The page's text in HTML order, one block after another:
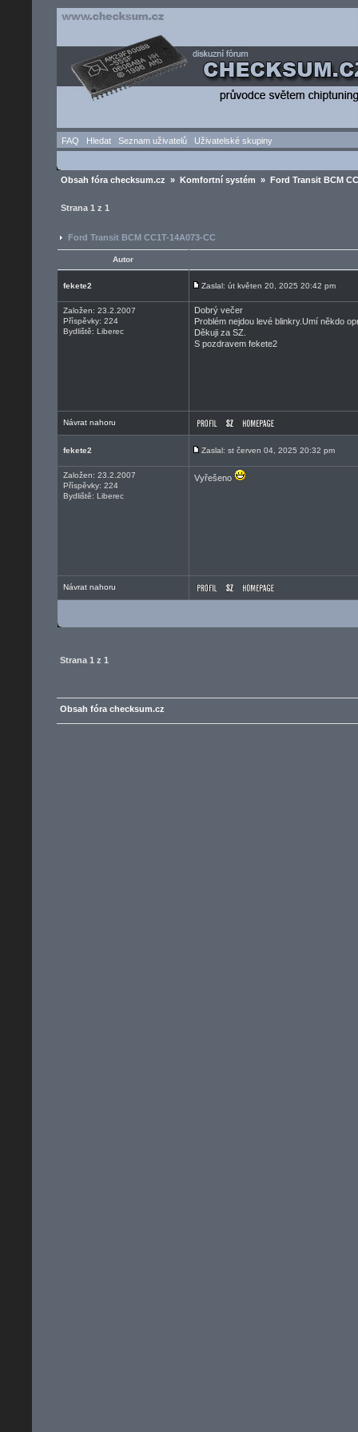
FAQ Hledat Seznam uživatelů Uživatelské skupiny
Obsah fóra checksum.cz » Komfortní systém » Ford Transit BCM
Strana 1 z 1
Ford Transit BCM CC1T-14A073-CC
Autor
fekete2 Zaslal: út květen 20, 2025 20:42 pm
Založen: 23.2.2007
Příspěvky: 224
Bydliště: Liberec
Dobrý večer
Problém nejdou levé blinkry.Umí někdo
Děkuji za SZ.
S pozdravem fekete2
Návrat nahoru
fekete2 Zaslal: st červen 04, 2025 20:32 pm
Založen: 23.2.2007
Příspěvky: 224
Bydliště: Liberec
Vyřešeno
Návrat nahoru
Strana 1 z 1
Obsah fóra checksum.cz